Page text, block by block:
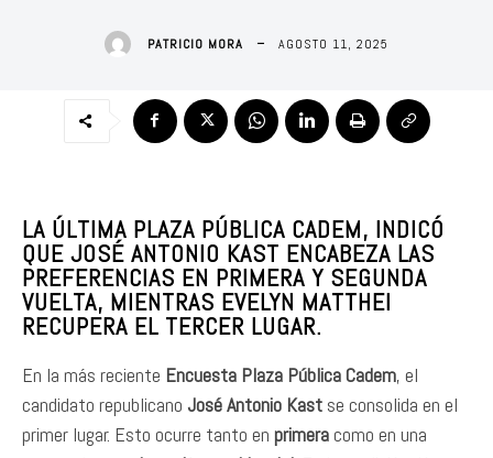
PATRICIO MORA AGOSTO 11, 2025
LA ÚLTIMA PLAZA PÚBLICA CADEM, INDICÓ
QUE JOSÉ ANTONIO KAST ENCABEZA LAS
PREFERENCIAS EN PRIMERA Y SEGUNDA
VUELTA, MIENTRAS EVELYN MATTHEI
RECUPERA EL TERCER LUGAR.
En la más reciente Encuesta Plaza Pública Cadem, el
candidato republicano José Antonio Kast se consolida en el
primer lugar. Esto ocurre tanto en primeracomo en una